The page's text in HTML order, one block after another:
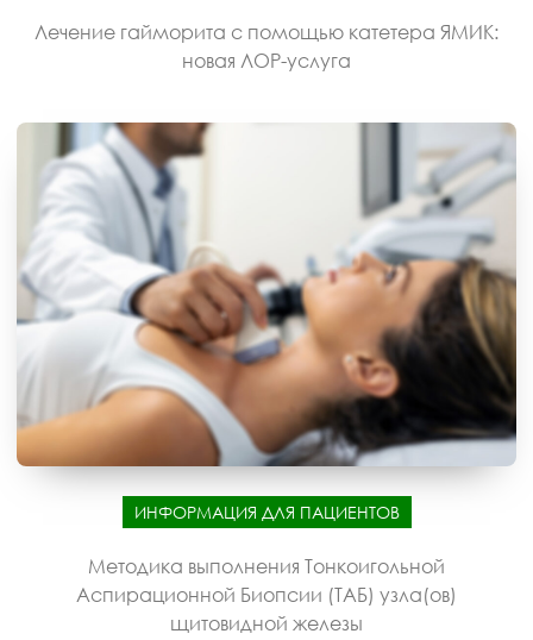
Лечение гайморита с помощью катетера ЯМИК:
новая ЛОР-услуга
ИНФОРМАЦИЯ ДЛЯ ПАЦИЕНТОВ
Методика выполнения Тонкоигольной
Аспирационной Биопсии (ТАБ) узла(ов)
щитовидной железы